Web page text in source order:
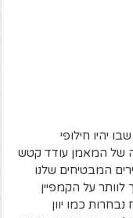
שבו יהיו חילופי
של המאמן עודד קטש
המבטיחים שלנו
לוותר על הקמפיין
נבחרות כמו יוון